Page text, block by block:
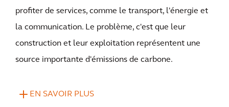
profiter de services, comme le transport, l'énergie et
la communication. Le problème, c'est que leur
construction et leur exploitation représentent une
source importante d'émissions de carbone.
EN SAVOIR PLUS